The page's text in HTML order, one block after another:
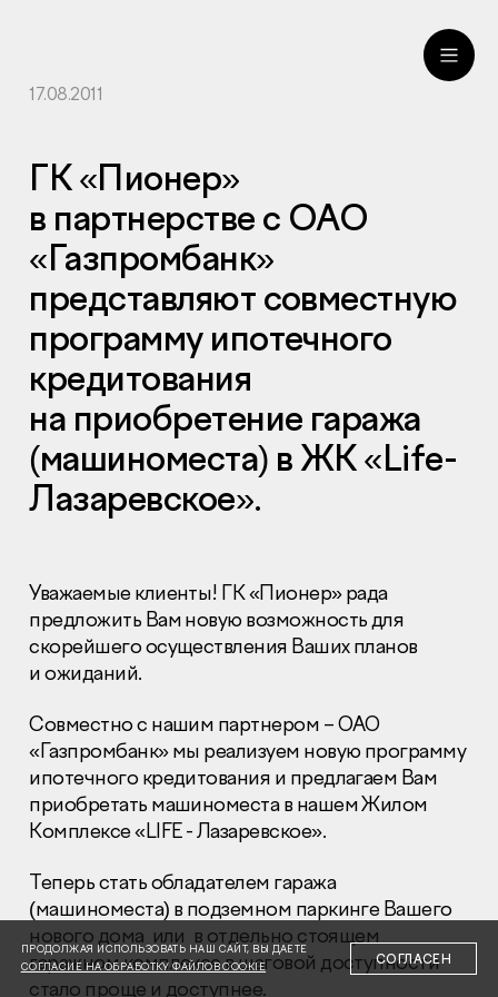
Раскрытие информации
Правовая информация
Глaвный oфиc
+7 (495) 502 95 59
Отдел продаж
Заказать звонок
© 2001-2026 Компания «Пионер»
17.08.2011
ГК «Пионер»
в партнерстве с ОАО
«Газпромбанк»
представляют совместную
программу ипотечного
кредитования
на приобретение гаража
(машиноместа) в ЖК «Life-
Лазаревское».
Уважаемые клиенты! ГК «Пионер» рада
предложить Вам новую возможность для
скорейшего осуществления Ваших планов
и ожиданий.
Совместно с нашим партнером – ОАО
«Газпромбанк» мы реализуем новую программу
ипотечного кредитования и предлагаем Вам
приобретать машиноместа в нашем Жилом
Комплексе «LIFE - Лазаревское».
Теперь стать обладателем гаража
(машиноместа) в подземном паркинге Вашего
нового дома или в отдельно стоящем
гаражном комплексе в шаговой доступности
стало проще и доступнее.
ПРОДОЛЖАЯ ИСПОЛЬЗОВАТЬ НАШ САЙТ, ВЫ ДАЕТЕ
СОГЛАСИЕ НА ОБРАБОТКУ ФАЙЛОВ COOKIE
СОГЛАСЕН